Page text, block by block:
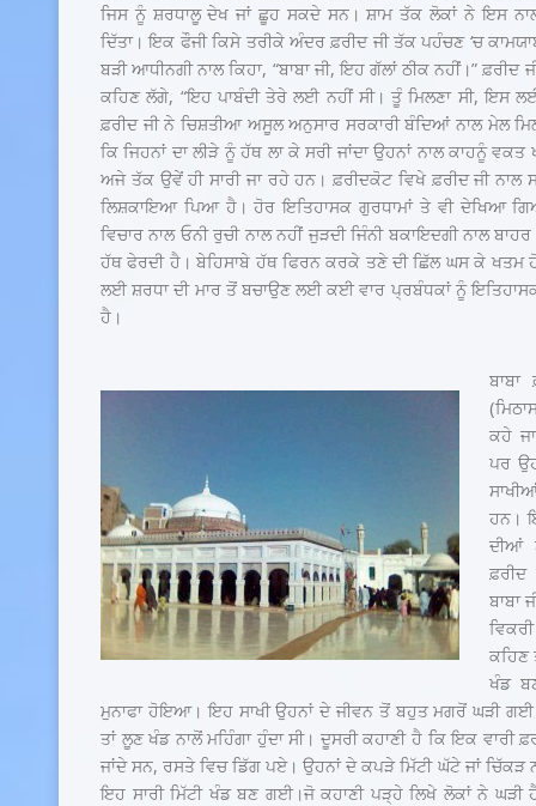
ਜਿਸ ਨੂੰ ਸ਼ਰਧਾਲੂ ਦੇਖ ਜਾਂ ਛੂਹ ਸਕਦੇ ਸਨ। ਸ਼ਾਮ ਤੱਕ ਲੋਕਾਂ ਨੇ ਇਸ
ਦਿੱਤਾ। ਇਕ ਫੌਜੀ ਕਿਸੇ ਤਰੀਕੇ ਅੰਦਰ ਫ਼ਰੀਦ ਜੀ ਤੱਕ ਪਹੰਚਣ ‘ਚ
ਬੜੀ ਆਧੀਨਗੀ ਨਾਲ ਕਿਹਾ, “ਬਾਬਾ ਜੀ, ਇਹ ਗੱਲਾਂ ਠੀਕ ਨਹੀਂ।”
ਕਹਿਣ ਲੱਗੇ, “ਇਹ ਪਾਬੰਦੀ ਤੇਰੇ ਲਈ ਨਹੀਂ ਸੀ। ਤੂੰ ਮਿਲਣਾ ਸੀ, ਇਸ
ਫ਼ਰੀਦ ਜੀ ਨੇ ਚਿਸ਼ਤੀਆ ਅਸੂਲ ਅਨੁਸਾਰ ਸਰਕਾਰੀ ਬੰਦਿਆਂ ਨਾਲ ਮੇਲ
ਕਿ ਜਿਹਨਾਂ ਦਾ ਲੀੜੇ ਨੂੰ ਹੱਥ ਲਾ ਕੇ ਸਰੀ ਜਾਂਦਾ ਉਹਨਾਂ ਨਾਲ ਕਾਹਨੂੰ
ਅਜੇ ਤੱਕ ਉਵੇਂ ਹੀ ਸਾਰੀ ਜਾ ਰਹੇ ਹਨ। ਫ਼ਰੀਦਕੋਟ ਵਿਖੇ ਫ਼ਰੀਦ ਜੀ
ਲਿਸ਼ਕਾਇਆ ਪਿਆ ਹੈ। ਹੋਰ ਇਤਿਹਾਸਕ ਗੁਰਧਾਮਾਂ ਤੇ ਵੀ ਦੇਖਿਆ
ਵਿਚਾਰ ਨਾਲ ਓਨੀ ਰੁਚੀ ਨਾਲ ਨਹੀਂ ਜੁੜਦੀ ਜਿੰਨੀ ਬਕਾਇਦਗੀ ਨਾਲ
ਹੱਥ ਫੇਰਦੀ ਹੈ। ਬੇਹਿਸਾਬੇ ਹੱਥ ਫਿਰਨ ਕਰਕੇ ਤਣੇ ਦੀ ਛਿੱਲ ਘਸ ਕੇ
ਲਈ ਸ਼ਰਧਾ ਦੀ ਮਾਰ ਤੋਂ ਬਚਾਉਣ ਲਈ ਕਈ ਵਾਰ ਪ੍ਰਬੰਧਕਾਂ ਨੂੰ
ਹੈ।
ਕਹੇ
ਪਰ
ਹਨ।
ਦੀਆਂ
ਬਾਬਾ
ਕਹਿਣ
ਖੰਡ
ਮੁਨਾਫਾ ਹੋਇਆ। ਇਹ ਸਾਖੀ ਉਹਨਾਂ ਦੇ ਜੀਵਨ ਤੋਂ ਬਹੁਤ ਮਗਰੋਂ ਘੜੀ ਗਈ
ਤਾਂ ਲੂਣ ਖੰਡ ਨਾਲੋਂ ਮਹਿੰਗਾ ਹੁੰਦਾ ਸੀ। ਦੂਸਰੀ ਕਹਾਣੀ ਹੈ ਕਿ ਇਕ
ਜਾਂਦੇ ਸਨ, ਰਸਤੇ ਵਿਚ ਡਿੱਗ ਪਏ। ਉਹਨਾਂ ਦੇ ਕਪੜੇ ਮਿੱਟੀ ਘੱਟੇ ਜਾਂ
ਇਹ ਸਾਰੀ ਮਿੱਟੀ ਖੰਡ ਬਣ ਗਈ।ਜੋ ਕਹਾਣੀ ਪੜ੍ਹੇ ਲਿਖੇ ਲੋਕਾਂ ਨੇ ਘੜੀ